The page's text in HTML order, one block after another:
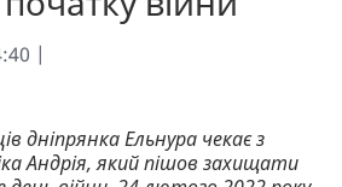
|
дніпрянка Ельнура чекає з
Андрія, який пішов захищати